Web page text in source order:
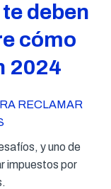
deben
cómo
2024
RECLAMAR
y uno de
impuestos por